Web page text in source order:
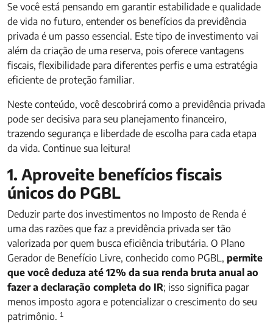
Se você está pensando em garantir estabilidade e qualidade
de vida no futuro, entender os benefícios da previdência
privada é um passo essencial. Este tipo de investimento vai
além da criação de uma reserva, pois oferece vantagens
fiscais, flexibilidade para diferentes perfis e uma estratégia
eficiente de proteção familiar.
Neste conteúdo, você descobrirá como a previdência privada
pode ser decisiva para seu planejamento financeiro,
trazendo segurança e liberdade de escolha para cada etapa
da vida. Continue sua leitura!
1. Aproveite benefícios fiscais
únicos do PGBL
Deduzir parte dos investimentos no Imposto de Renda é
uma das razões que faz a previdência privada ser tão
valorizada por quem busca eficiência tributária. O Plano
Gerador de Benefício Livre, conhecido como PGBL, permite
que você deduza até 12% da sua renda bruta anual ao
fazer a declaração completa do IR; isso significa pagar
menos imposto agora e potencializar o crescimento do seu
patrimônio. ¹